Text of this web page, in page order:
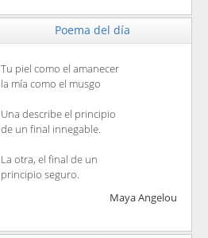
Poema del día
Tu piel como el amanecer
la mía como el musgo
Una describe el principio
de un final innegable.
La otra, el final de un
principio seguro.
Maya Angelou